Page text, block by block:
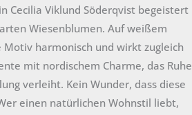
Cecilia Viklund Söderqvist begeistert
Wiesenblumen. Auf weißem
harmonisch und wirkt zugleich
mit nordischem Charme, das Ruhe
verleiht. Kein Wunder, dass diese
einen natürlichen Wohnstil liebt,